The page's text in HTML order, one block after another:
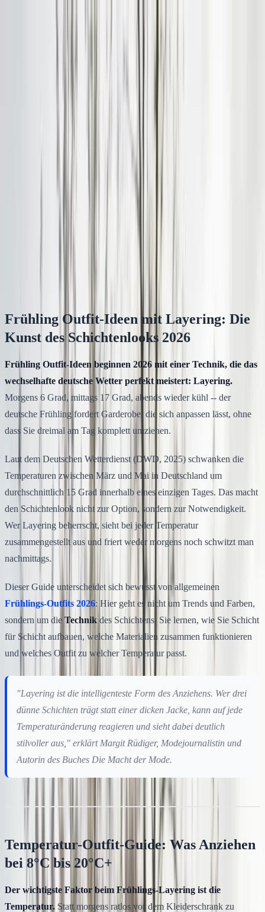
Frühling Outfit-Ideen: Layering-Guide
Frühling Outfit-Ideen mit Layering: Die
Kunst des Schichtenlooks 2026
Frühling Outfit-Ideen beginnen 2026 mit einer Technik, die das
wechselhafte deutsche Wetter perfekt meistert: Layering.
Morgens 6 Grad, mittags 17 Grad, abends wieder kühl -- der
deutsche Frühling fordert Garderobe, die sich anpassen lässt, ohne
dass Sie dreimal am Tag komplett umziehen.
Laut dem Deutschen Wetterdienst (DWD, 2025) schwanken die
Temperaturen zwischen März und Mai in Deutschland um
durchschnittlich 15 Grad innerhalb eines einzigen Tages. Das macht
den Schichtenlook nicht zur Option, sondern zur Notwendigkeit.
Wer Layering beherrscht, sieht bei jeder Temperatur
zusammengestellt aus und friert weder morgens noch schwitzt man
nachmittags.
Dieser Guide unterscheidet sich bewusst von allgemeinen
Frühlings-Outfits 2026: Hier geht es nicht um Trends und Farben,
sondern um die Technik des Schichtens. Sie lernen, wie Sie Schicht
für Schicht aufbauen, welche Materialien zusammen funktionieren
und welches Outfit zu welcher Temperatur passt.
"Layering ist die intelligenteste Form des Anziehens. Wer drei
dünne Schichten trägt statt einer dicken Jacke, kann auf jede
Temperaturänderung reagieren und sieht dabei deutlich
stilvoller aus," erklärt Margit Rüdiger, Modejournalistin und
Autorin des Buches Die Macht der Mode.
Temperatur-Outfit-Guide: Was Anziehen
bei 8°C bis 20°C+
Der wichtigste Faktor beim Frühlings-Layering ist die
Temperatur. Statt morgens ratlos vor dem Kleiderschrank zu